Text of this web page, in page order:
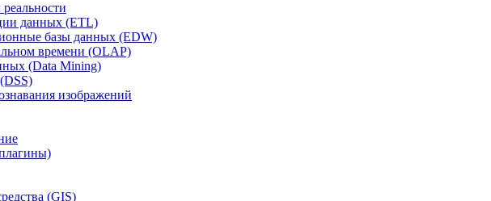
данных (ETL)
базы данных (EDW)
времени (OLAP)
(Data Mining)
изображений
(GIS)